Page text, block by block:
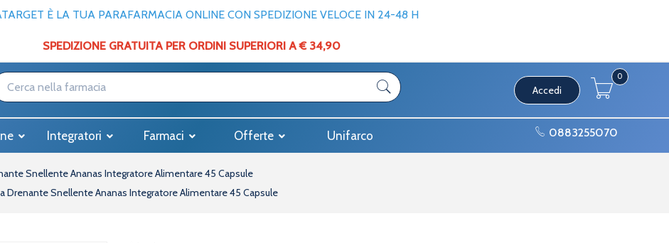
È LA TUA PARAFARMACIA ONLINE CON SPEDIZIONE VELOCE IN 24-48 H
SPEDIZIONE GRATUITA PER ORDINI SUPERIORI A € 34,90
Accedi
0
Integratori Farmaci Offerte Unifarco 0883255070
Snellente Ananas Integratore Alimentare 45 Capsule
Drenante Snellente Ananas Integratore Alimentare 45 Capsule